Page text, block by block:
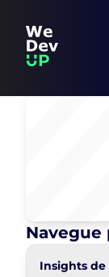
Insights de